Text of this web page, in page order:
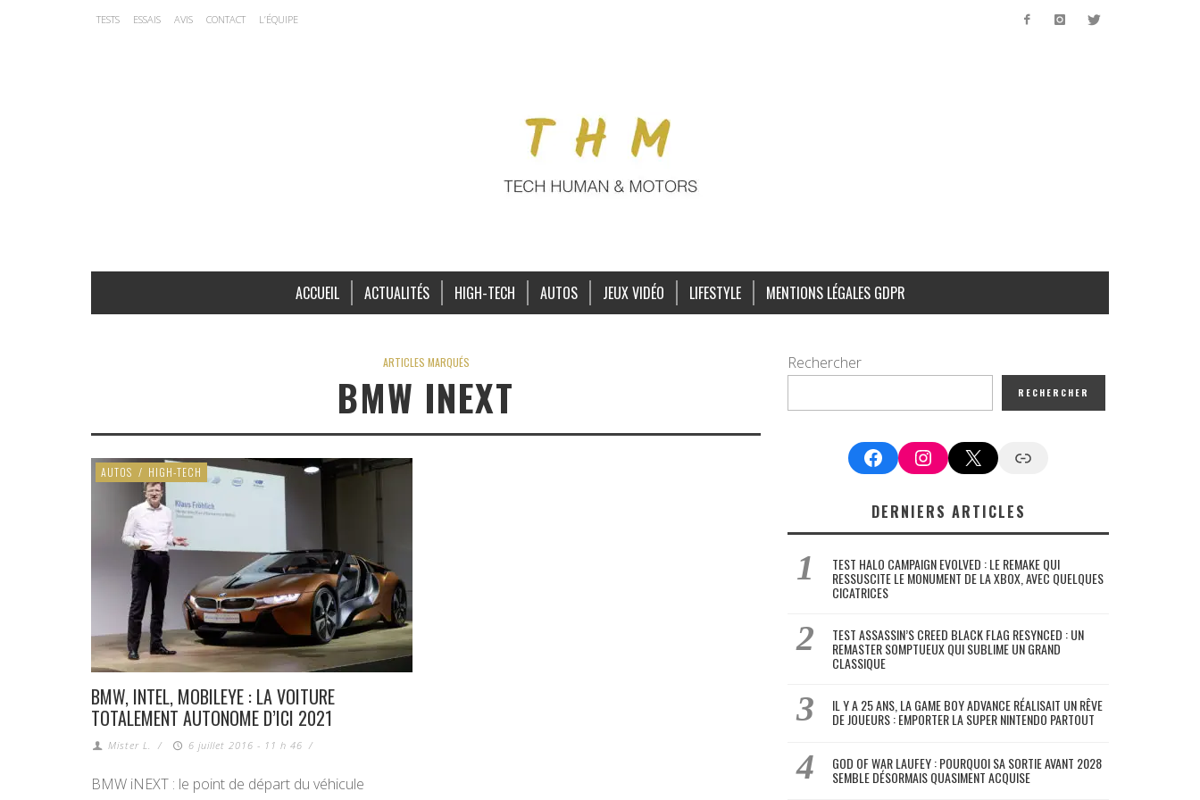
TESTS ESSAIS AVIS CONTACT L’ÉQUIPE
ACCUEIL ACTUALITÉS HIGH-TECH AUTOS JEUX VIDÉO LIFESTYLE MENTIONS LÉGALES GDPR
ARTICLES MARQUÉS
BMW INEXT
AUTOS / HIGH-TECH
BMW, INTEL, MOBILEYE : LA VOITURE
TOTALEMENT AUTONOME D’ICI 2021
Mister L. / 6 juillet 2016 - 11 h 46 /
BMW iNEXT : le point de départ du véhicule
Rechercher
RECHERCHER
FacebookInstagram
X Google News
DERNIERS ARTICLES
TEST HALO CAMPAIGN EVOLVED : LE REMAKE QUI
RESSUSCITE LE MONUMENT DE LA XBOX, AVEC QUELQUES
CICATRICES
TEST ASSASSIN’S CREED BLACK FLAG RESYNCED : UN
REMASTER SOMPTUEUX QUI SUBLIME UN GRAND
CLASSIQUE
IL Y A 25 ANS, LA GAME BOY ADVANCE RÉALISAIT UN RÊVE
DE JOUEURS : EMPORTER LA SUPER NINTENDO PARTOUT
GOD OF WAR LAUFEY : POURQUOI SA SORTIE AVANT 2028
SEMBLE DÉSORMAIS QUASIMENT ACQUISE